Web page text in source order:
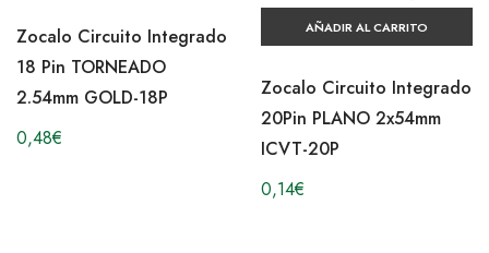
Zocalo Circuito Integrado
18 Pin TORNEADO
2.54mm GOLD-18P
0,48€
AÑADIR AL CARRITO
Zocalo Circuito Integrado
20Pin PLANO 2x54mm
ICVT-20P
0,14€